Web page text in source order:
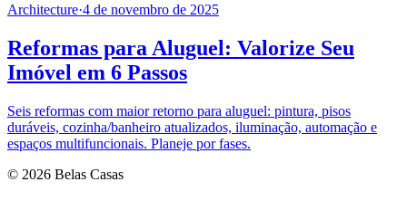
Architecture·4 de novembro de 2025
Reformas para Aluguel: Valorize Seu
Imóvel em 6 Passos
Seis reformas com maior retorno para aluguel: pintura, pisos
duráveis, cozinha/banheiro atualizados, iluminação, automação e
espaços multifuncionais. Planeje por fases.
© 2026 Belas Casas